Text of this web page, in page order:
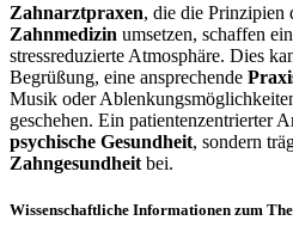
Zahnarztpraxen, die die Prinzipien
Zahnmedizin umsetzen, schaffen
stressreduzierte Atmosphäre. Dies
Begrüßung, eine ansprechende
Musik oder
geschehen. Ein patientenzentrierter
psychische Gesundheit, sondern
Zahngesundheit bei.
Wissenschaftliche Informationen zum